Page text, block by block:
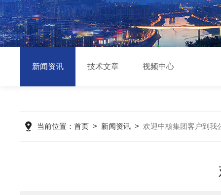
新闻资讯 技术文章 视频中心
当前位置： 首页> 新闻资讯> 欢迎中核集团客户到我